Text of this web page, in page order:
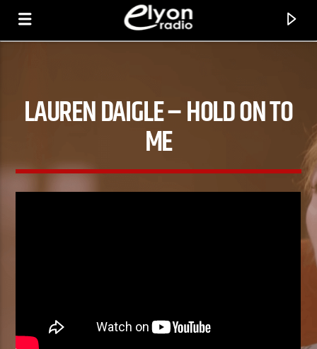
RADIO ELYON
POSITIVE ET ENCOURAGEANTE !
EN CE MOMENT
TITRE
LAUREN DAIGLE – HOLD ON TO
ME